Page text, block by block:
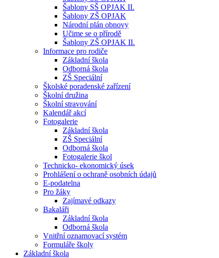
Šablony SŠ OPJAK II.
Šablony ZŠ OPJAK
Národní plán obnovy
Učime se o přírodě
Šablony ZŠ OPJAK II.
Informace pro rodiče
Základní škola
Odborná škola
ZŠ Speciální
Školské poradenské zařízení
Školní družina
Školní stravování
Kalendář akcí
Fotogalerie
Základní škola
ZŠ Speciální
Odborná škola
Fotogalerie škol
Technicko- ekonomický úsek
Prohlášení o ochraně osobních údajů
E-podatelna
Pro žáky
Zajímavé odkazy
Bakaláři
Základní škola
Odborná škola
Vnitřní oznamovací systém
Formuláře školy
Základní škola